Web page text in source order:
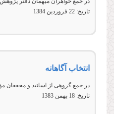
تاریخ: 22 فروردين 1384
انتخاب آگاهانه
در جمع گروهی از اساتيد و محققان
تاریخ: 18 بهمن 1383